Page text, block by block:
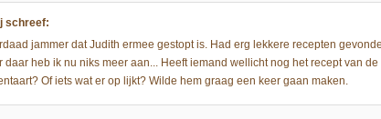
schreef:
jammer dat Judith ermee gestopt is. Had erg lekkere recepten
daar heb ik nu niks meer aan... Heeft iemand wellicht nog het recept van
Of iets wat er op lijkt? Wilde hem graag een keer gaan maken.